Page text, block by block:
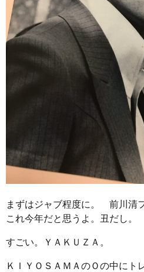
まずはジャブ程度に。 前川清
これ今年だと思うよ。丑だし。
すごい。ＹＡＫＵＺＡ。
ＫＩＹＯＳＡＭＡのＯの中にト